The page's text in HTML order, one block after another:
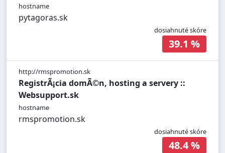
hostname
pytagoras.sk
dosiahnuté skóre
39.1 %
http://rmspromotion.sk
RegistrÃ¡cia domÃ©n, hosting a servery ::
Websupport.sk
hostname
rmspromotion.sk
dosiahnuté skóre
48.4 %